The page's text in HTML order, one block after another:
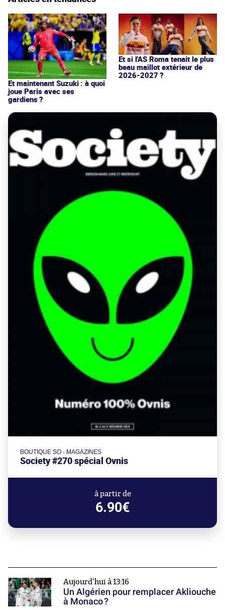
Et maintenant Suzuki : à quoi
joue Paris avec ses
gardiens ?
Et si l'AS Roma tenait le plus
beau maillot extérieur de
2026-2027 ?
BOUTIQUE SO - MAGAZINES
Society #270 spécial Ovnis
à partir de
6.90€
Aujourd'hui à 13:16
Un Algérien pour remplacer Akliouche
à Monaco ?